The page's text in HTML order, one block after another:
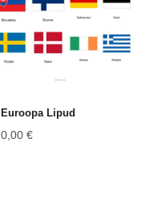
Euroopa Lipud
0,00 €